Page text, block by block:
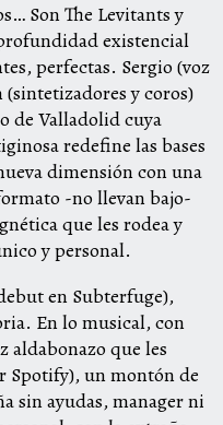
Son The Levitants y
existencial
perfectas. Sergio (voz
y coros)
de Valladolid cuya
redefine las bases
dimensión con una
-no llevan bajo-
que les rodea y
y personal.
en Subterfuge),
En lo musical, con
aldabonazo que les
Spotify), un montón de
sin ayudas, manager ni